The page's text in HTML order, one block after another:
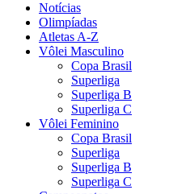
Notícias
Olimpíadas
Atletas A-Z
Vôlei Masculino
Copa Brasil
Superliga
Superliga B
Superliga C
Vôlei Feminino
Copa Brasil
Superliga
Superliga B
Superliga C